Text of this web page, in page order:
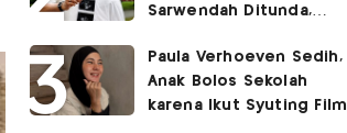
Sarwendah Ditunda,
Ketiga
Paula Verhoeven Sedih,
Anak Bolos Sekolah
karena Ikut Syuting Film